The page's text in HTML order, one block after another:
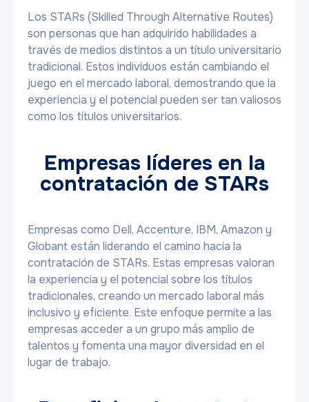
Los STARs (Skilled Through Alternative Routes)
son personas que han adquirido habilidades a
través de medios distintos a un título universitario
tradicional. Estos individuos están cambiando el
juego en el mercado laboral, demostrando que la
experiencia y el potencial pueden ser tan valiosos
como los títulos universitarios.
Empresas líderes en la
contratación de STARs
Empresas como Dell, Accenture, IBM, Amazon y
Globant están liderando el camino hacia la
contratación de STARs. Estas empresas valoran
la experiencia y el potencial sobre los títulos
tradicionales, creando un mercado laboral más
inclusivo y eficiente. Este enfoque permite a las
empresas acceder a un grupo más amplio de
talentos y fomenta una mayor diversidad en el
lugar de trabajo.